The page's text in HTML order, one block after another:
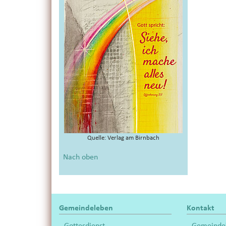
Quelle: Verlag am Birnbach
Nach oben
Gemeindeleben Kontakt